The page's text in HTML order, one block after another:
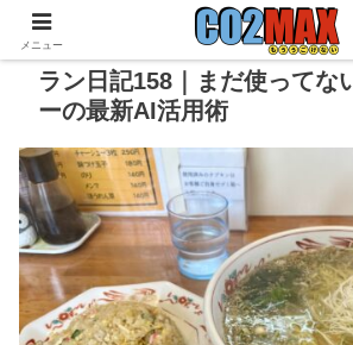
ラン日記158｜まだ使ってな
ーの最新AI活用術
メニュー